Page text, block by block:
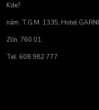
Kde?
nám. T.G.M. 1335, Hotel GARNI
Zlín, 760 01
Tel. 608 982 777